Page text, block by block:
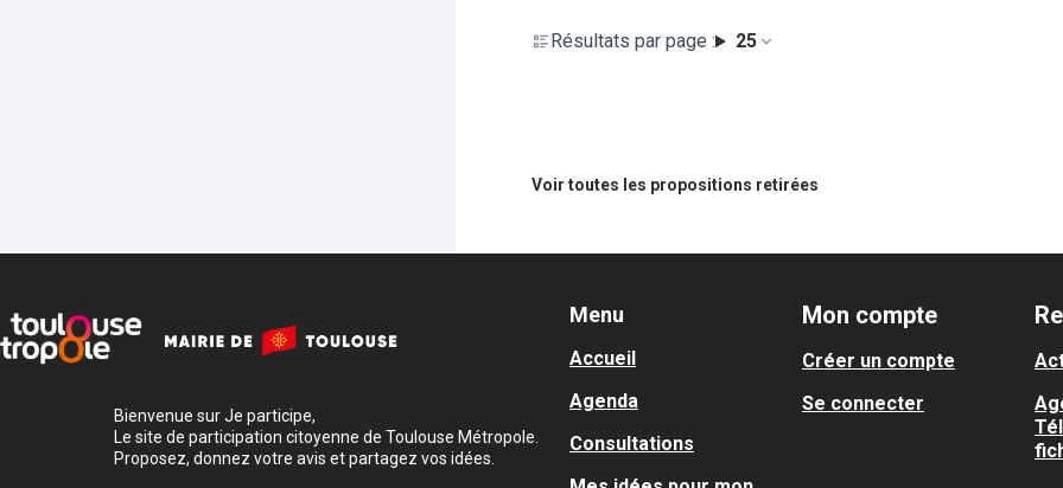
Résultats par page : 25
Voir toutes les propositions retirées
Bienvenue sur Je participe,
Le site de participation citoyenne de Toulouse Métropole.
Proposez, donnez votre avis et partagez vos idées.
Menu
Accueil
Agenda
Consultations
Mon compte
Créer un compte
Se connecter